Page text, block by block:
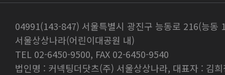
04991(143-847) 서울특별시 광진구 능동로 216(능동
서울상상나라(어린이대공원 내)
TEL 02-6450-9500, FAX 02-6450-9540
법인명 : 커넥팅더닷츠(주) 서울상상나라, 대표자 : 김